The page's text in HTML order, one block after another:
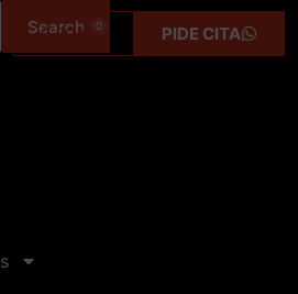
0,00€ 0 PIDE CITA